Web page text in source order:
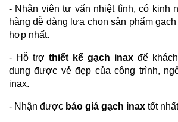
- Nhân viên tư vấn nhiệt tình, có kinh
hàng dễ dàng lựa chọn sản phẩm
hợp nhất.
- Hỗ trợ thiết kế gạch inax để
dung được vẻ đẹp của công trình,
inax.
- Nhận được báo giá gạch inax tốt